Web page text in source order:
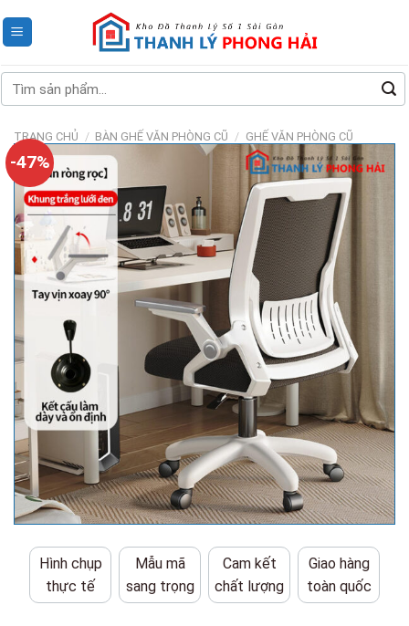
to
Tìm
kiếm:
TRANG CHỦ / BÀN GHẾ VĂN PHÒNG CŨ / GHẾ VĂN PHÒNG CŨ
-47%
Hình chụp
thực tế
Mẫu mã
sang trọng
Cam kết
chất lượng
Giao hàng
toàn quốc